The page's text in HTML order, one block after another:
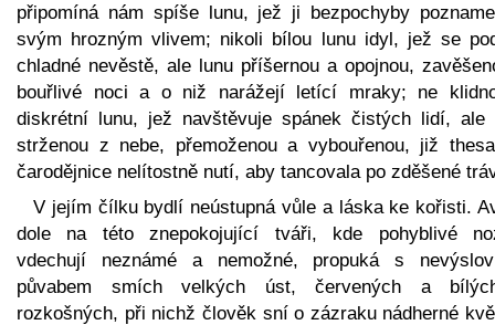
připomíná nám spíše lunu, jež ji bezpochyby
svým hrozným vlivem; nikoli bílou lunu idyl, jež se
chladné nevěstě, ale lunu příšernou a opojnou,
bouřlivé noci a o niž narážejí letící mraky; ne
diskrétní lunu, jež navštěvuje spánek čistých lidí, ale
strženou z nebe, přemoženou a vybouřenou, již
čarodějnice nelítostně nutí, aby tancovala po zděšené
V jejím čílku bydlí neústupná vůle a láska ke kořisti.
dole na této znepokojující tváři, kde pohyblivé
vdechují neznámé a nemožné, propuká s
půvabem smích velkých úst, červených a
rozkošných, při nichž člověk sní o zázraku nádherné